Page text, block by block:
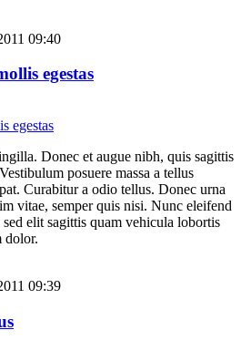
09:40
egestas
Donec et augue nibh, quis sagittis
posuere massa a tellus
Curabitur a odio tellus. Donec urna
vitae, semper quis nisi. Nunc eleifend
elit sagittis quam vehicula lobortis
dolor.
09:39